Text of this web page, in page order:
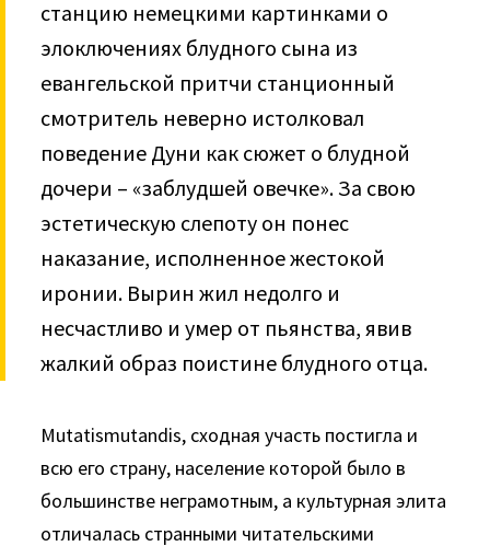
станцию не­мецкими картинками о
элоключениях блудного сына из
евангельской притчи станционный
смотритель неверно истолковал
поведение Дуни как сюжет о блудной
дочери – «заблудшей овечке». За свою
эстетическую слепоту он понес
наказание, исполненное жестокой
иронии. Вырин жил недолго и
несчастливо и умер от пьянства, явив
жалкий образ поистине блудного отца.
Mutatismutandis, сходная участь постигла и
всю его страну, насе­ление которой было в
большинстве неграмотным, а культурная элита
отличалась странными читательскими